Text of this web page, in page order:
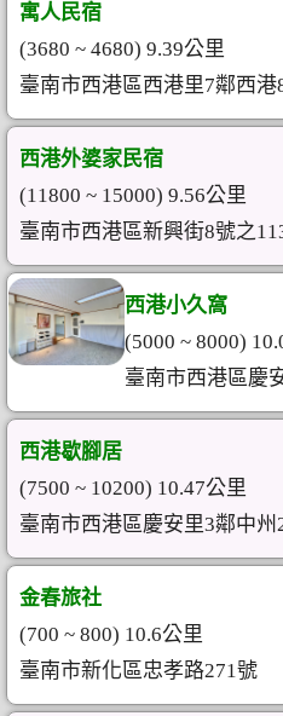
寓人民宿
(3680 ~ 4680) 9.39公里
臺南市西港區西港里7鄰西港
西港外婆家民宿
(11800 ~ 15000) 9.56公里
臺南市西港區新興街8號之
西港小久窩
(5000 ~ 8000)
臺南市西港區慶
西港歇腳居
(7500 ~ 10200) 10.47公里
臺南市西港區慶安里3鄰中州
金春旅社
(700 ~ 800) 10.6公里
臺南市新化區忠孝路271號